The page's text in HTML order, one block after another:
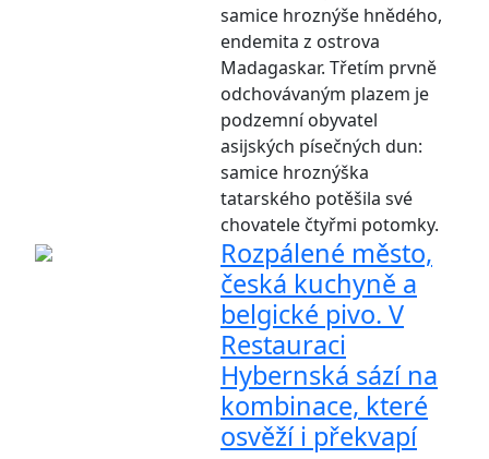
samice hroznýše hnědého,
endemita z ostrova
Madagaskar. Třetím prvně
odchovávaným plazem je
podzemní obyvatel
asijských písečných dun:
samice hroznýška
tatarského potěšila své
chovatele čtyřmi potomky.
Rozpálené město,
česká kuchyně a
belgické pivo. V
Restauraci
Hybernská sází na
kombinace, které
osvěží i překvapí